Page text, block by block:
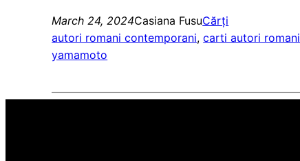
March 24, 2024Casiana FusuCărți
autori romani contemporani, carti autori romani
yamamoto